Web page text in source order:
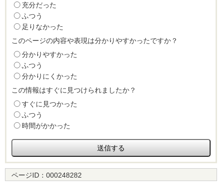
充分だった
ふつう
足りなかった
このページの内容や表現は分かりやすかったですか？
分かりやすかった
ふつう
分かりにくかった
この情報はすぐに見つけられましたか？
すぐに見つかった
ふつう
時間がかかった
ページID： 000248282